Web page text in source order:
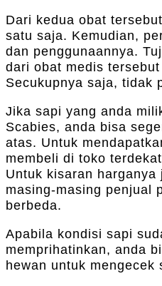
Dari kedua obat
satu saja. Kemudian,
dan penggunaannya.
dari obat medis
Secukupnya saja, tidak
Jika sapi yang anda
Scabies, anda bisa
atas. Untuk
membeli di toko
Untuk kisaran
masing-masing penjual
berbeda.
Apabila kondisi sapi
memprihatinkan, anda
hewan untuk mengecek